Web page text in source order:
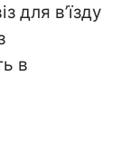
для в’їзду
в